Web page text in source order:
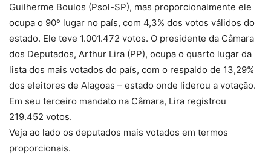
Guilherme Boulos (Psol-SP), mas proporcionalmente ele
ocupa o 90º lugar no país, com 4,3% dos votos válidos do
estado. Ele teve 1.001.472 votos. O presidente da Câmara
dos Deputados, Arthur Lira (PP), ocupa o quarto lugar da
lista dos mais votados do país, com o respaldo de 13,29%
dos eleitores de Alagoas – estado onde liderou a votação.
Em seu terceiro mandato na Câmara, Lira registrou
219.452 votos.
Veja ao lado os deputados mais votados em termos
proporcionais.